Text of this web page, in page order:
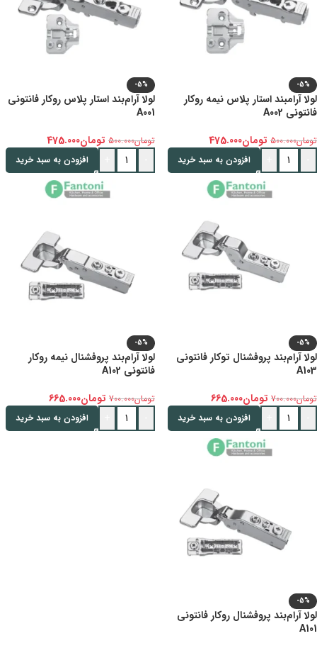
-5%
لولا آرامبند استار پلاس نیمه روکار
فانتونی A002
تومان500.000 تومان475.000
افزودن به سبد خرید
-5%
لولا آرام‌بند استار پلاس روکار فانتونی
A001
تومان500.000 تومان475.000
افزودن به سبد خرید
-5%
لولا آرام‌بند پروفشنال توکار فانتونی
A103
تومان700.000 تومان665.000
افزودن به سبد خرید
-5%
لولا آرام‌بند پروفشنال نیمه روکار
فانتونی A102
تومان700.000 تومان665.000
افزودن به سبد خرید
-5%
لولا آرام‌بند پروفشنال روکار فانتونی
A101